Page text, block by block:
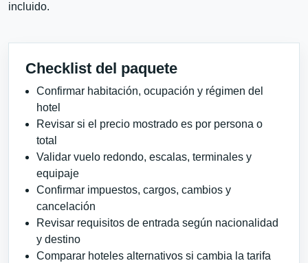
incluido.
Checklist del paquete
Confirmar habitación, ocupación y régimen del
hotel
Revisar si el precio mostrado es por persona o
total
Validar vuelo redondo, escalas, terminales y
equipaje
Confirmar impuestos, cargos, cambios y
cancelación
Revisar requisitos de entrada según nacionalidad
y destino
Comparar hoteles alternativos si cambia la tarifa